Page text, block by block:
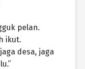
pelan.
ikut.
desa, jaga